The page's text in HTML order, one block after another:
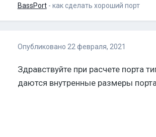
BassPort- как сделать хороший порт
Опубликовано 22 февраля, 2021
Здравствуйте при расчете порта
даются внутренные размеры